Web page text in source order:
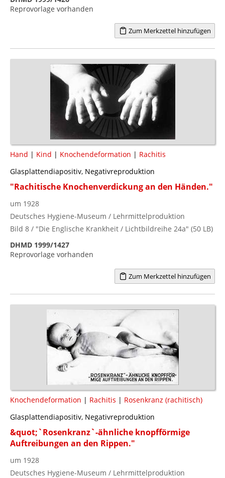
Reprovorlage vorhanden
Zum Merkzettel hinzufügen
Hand | Kind | Knochendeformation | Rachitis
Glasplattendiapositiv, Negativreproduktion
"Rachitische Knochenverdickung an den Händen."
um 1928
Deutsches Hygiene-Museum / Lehrmittelproduktion
Bild 8 / "Die Englische Krankheit / Lichtbildreihe 24a" (50 LB)
DHMD 1999/1427
Reprovorlage vorhanden
Zum Merkzettel hinzufügen
Knochendeformation | Rachitis | Rosenkranz (rachitisch)
Glasplattendiapositiv, Negativreproduktion
&quot;`Rosenkranz`-ähnliche knopfförmige
Auftreibungen an den Rippen."
um 1928
Deutsches Hygiene-Museum / Lehrmittelproduktion